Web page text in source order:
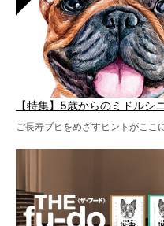
【特集】5歳からのミドルシ
ご長寿ブヒをめざすヒントがここ